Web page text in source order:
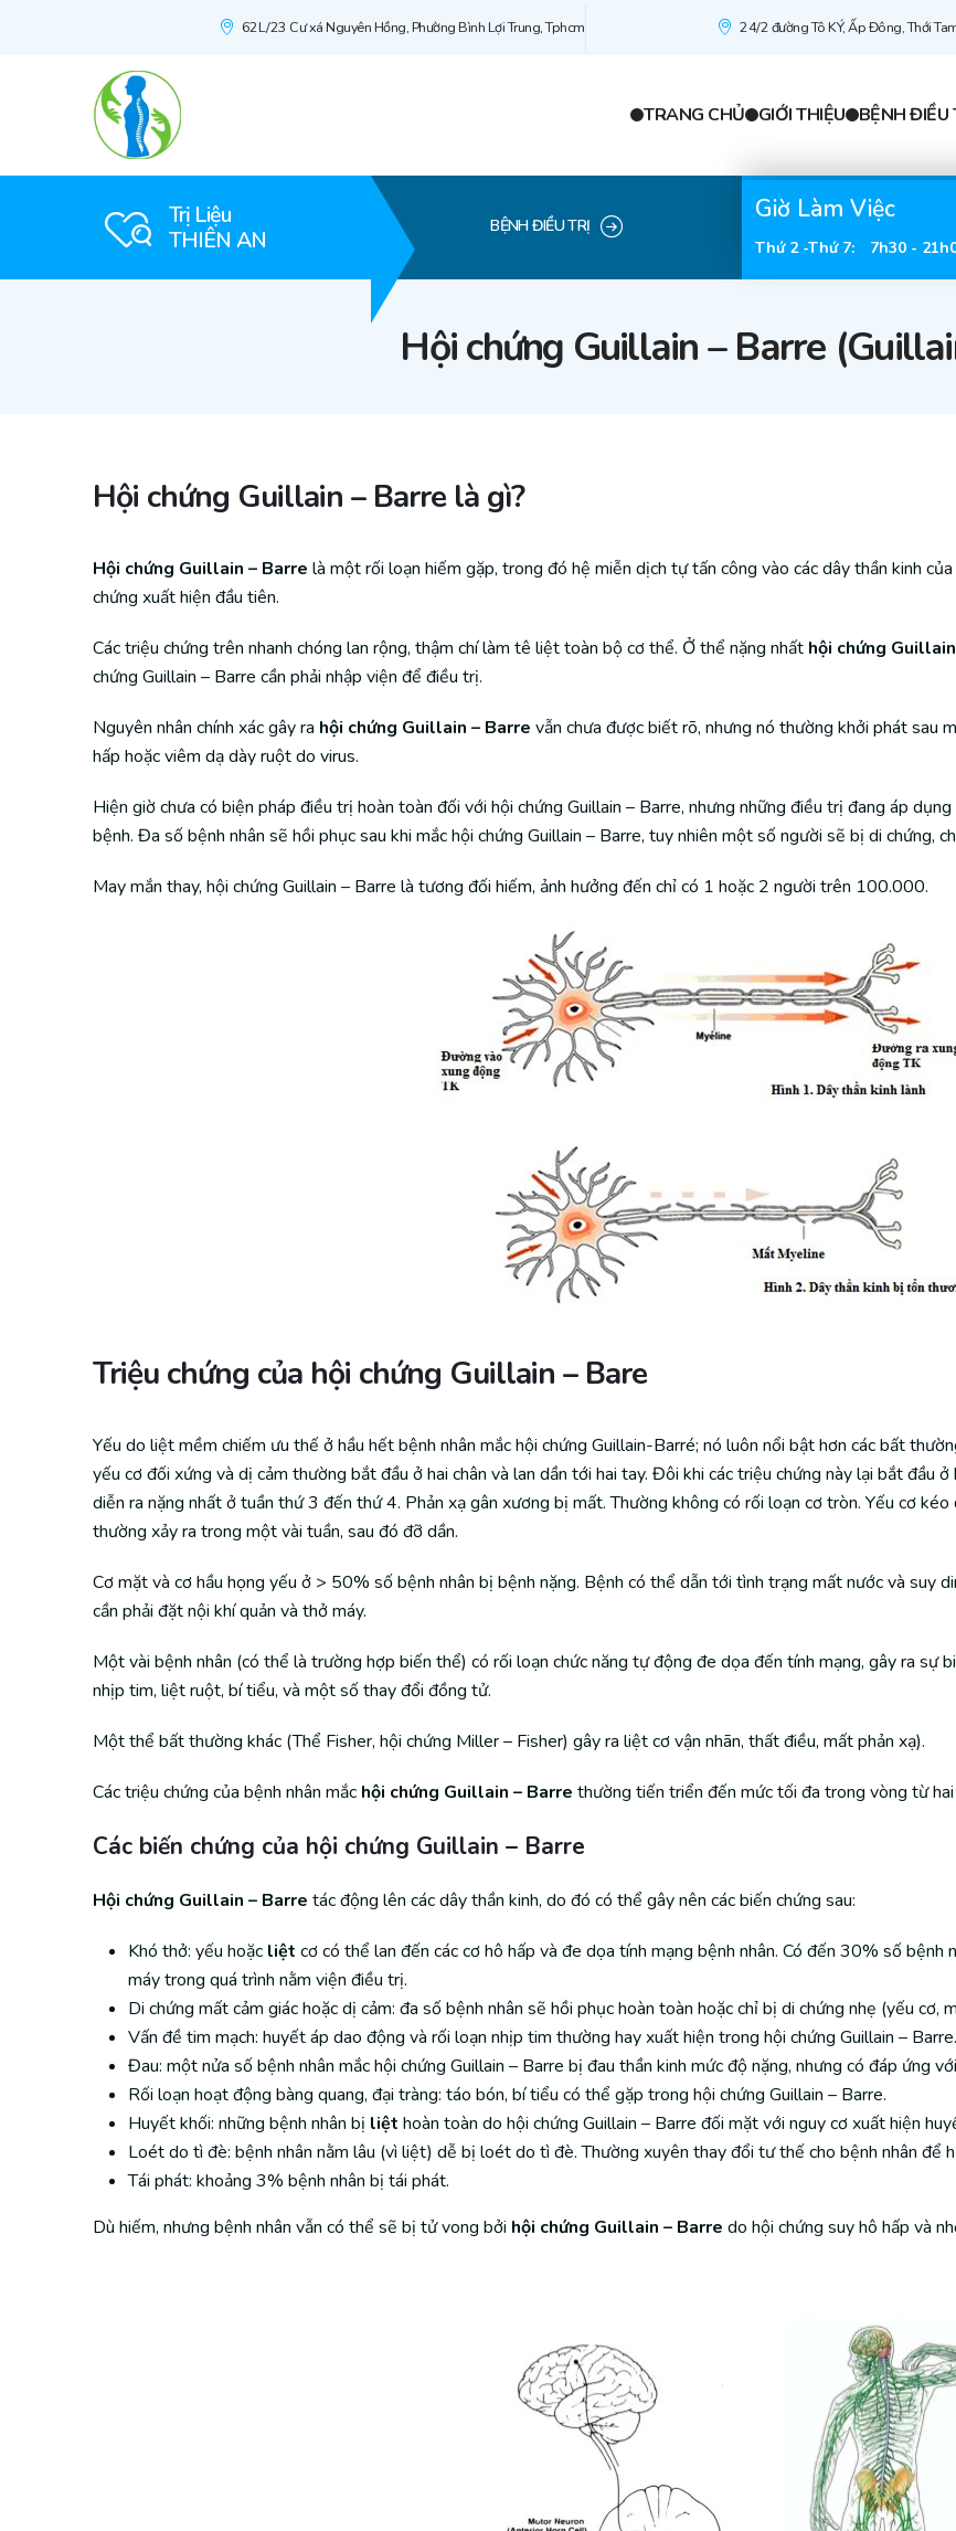
62L/23 Cư xá Nguyên Hồng, Phường Bình Lợi Trung, Tphcm 24/2 đường Tô KÝ, Ấp Đông, Thới
TRANG CHỦ GIỚI THIỆU BỆNH ĐIỀU
Trị Liệu
THIÊN AN
BỆNH ĐIỀU TRỊ
Giờ Làm Việc
Thứ 2 -Thứ 7: 7h30 -
Hội chứng Guillain – Barre
Hội chứng Guillain – Barre là gì?
Hội chứng Guillain – Barre là một rối loạn hiếm gặp, trong đó hệ miễn dịch tự tấn công vào các dây thần kinh
chứng xuất hiện đầu tiên.
Các triệu chứng trên nhanh chóng lan rộng, thậm chí làm tê liệt toàn bộ cơ thể. Ở thể nặng nhất hội chứng
chứng Guillain – Barre cần phải nhập viện để điều trị.
Nguyên nhân chính xác gây ra hội chứng Guillain – Barre vẫn chưa được biết rõ, nhưng nó thường khởi phát sau
hấp hoặc viêm dạ dày ruột do virus.
Hiện giờ chưa có biện pháp điều trị hoàn toàn đối với hội chứng Guillain – Barre, nhưng những điều trị đang áp
bệnh. Đa số bệnh nhân sẽ hồi phục sau khi mắc hội chứng Guillain – Barre, tuy nhiên một số người sẽ bị di chứng,
May mắn thay, hội chứng Guillain – Barre là tương đối hiếm, ảnh hưởng đến chỉ có 1 hoặc 2 người trên 100.000.
Triệu chứng của hội chứng Guillain – Bare
Yếu do liệt mềm chiếm ưu thế ở hầu hết bệnh nhân mắc hội chứng Guillain-Barré; nó luôn nổi bật hơn các bất
yếu cơ đối xứng và dị cảm thường bắt đầu ở hai chân và lan dần tới hai tay. Đôi khi các triệu chứng này lại bắt đầu
diễn ra nặng nhất ở tuần thứ 3 đến thứ 4. Phản xạ gân xương bị mất. Thường không có rối loạn cơ tròn. Yếu cơ
thường xảy ra trong một vài tuần, sau đó đỡ dần.
Cơ mặt và cơ hầu họng yếu ở > 50% số bệnh nhân bị bệnh nặng. Bệnh có thể dẫn tới tình trạng mất nước và suy
cần phải đặt nội khí quản và thở máy.
Một vài bệnh nhân (có thể là trường hợp biến thể) có rối loạn chức năng tự động đe dọa đến tính mạng, gây ra sự
nhịp tim, liệt ruột, bí tiểu, và một số thay đổi đồng tử.
Một thể bất thường khác (Thể Fisher, hội chứng Miller – Fisher) gây ra liệt cơ vận nhãn, thất điều, mất phản xạ).
Các triệu chứng của bệnh nhân mắc hội chứng Guillain – Barre thường tiến triển đến mức tối đa trong vòng từ
Các biến chứng của hội chứng Guillain – Barre
Hội chứng Guillain – Barre tác động lên các dây thần kinh, do đó có thể gây nên các biến chứng sau:
Khó thở: yếu hoặc liệt cơ có thể lan đến các cơ hô hấp và đe dọa tính mạng bệnh nhân. Có đến 30% số bệnh
máy trong quá trình nằm viện điều trị.
Di chứng mất cảm giác hoặc dị cảm: đa số bệnh nhân sẽ hồi phục hoàn toàn hoặc chỉ bị di chứng nhẹ (yếu cơ,
Vấn đề tim mạch: huyết áp dao động và rối loạn nhịp tim thường hay xuất hiện trong hội chứng Guillain – Barre.
Đau: một nửa số bệnh nhân mắc hội chứng Guillain – Barre bị đau thần kinh mức độ nặng, nhưng có đáp ứng
Rối loạn hoạt động bàng quang, đại tràng: táo bón, bí tiểu có thể gặp trong hội chứng Guillain – Barre.
Huyết khối: những bệnh nhân bị liệt hoàn toàn do hội chứng Guillain – Barre đối mặt với nguy cơ xuất hiện
Loét do tì đè: bệnh nhân nằm lâu (vì liệt) dễ bị loét do tì đè. Thường xuyên thay đổi tư thế cho bệnh nhân để
Tái phát: khoảng 3% bệnh nhân bị tái phát.
Dù hiếm, nhưng bệnh nhân vẫn có thể sẽ bị tử vong bởi hội chứng Guillain – Barre do hội chứng suy hô hấp và